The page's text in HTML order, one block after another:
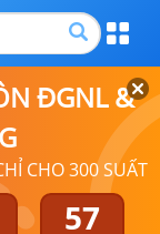
ĐGNL &
CHO 300 SUẤT
57